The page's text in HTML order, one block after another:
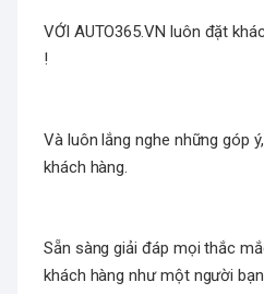
VỚI AUTO365.VN luôn đặt
!
Và luôn lắng nghe những góp
khách hàng.
Sẵn sàng giải đáp mọi thắc
khách hàng như một người